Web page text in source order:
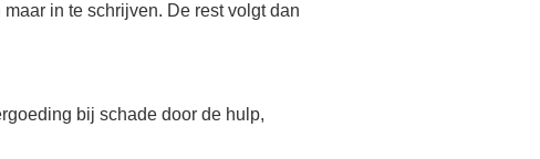
in te schrijven. De rest volgt dan
bij schade door de hulp,